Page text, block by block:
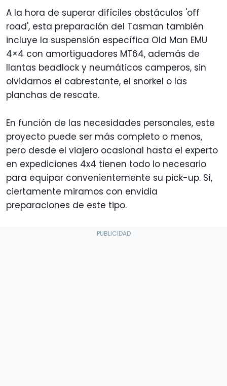
A la hora de superar difíciles obstáculos 'off
road', esta preparación del Tasman también
incluye la suspensión específica Old Man EMU
4×4 con amortiguadores MT64, además de
llantas beadlock y neumáticos camperos, sin
olvidarnos el cabrestante, el snorkel o las
planchas de rescate.
En función de las necesidades personales, este
proyecto puede ser más completo o menos,
pero desde el viajero ocasional hasta el experto
en expediciones 4x4 tienen todo lo necesario
para equipar convenientemente su pick-up. Sí,
ciertamente miramos con envidia
preparaciones de este tipo.